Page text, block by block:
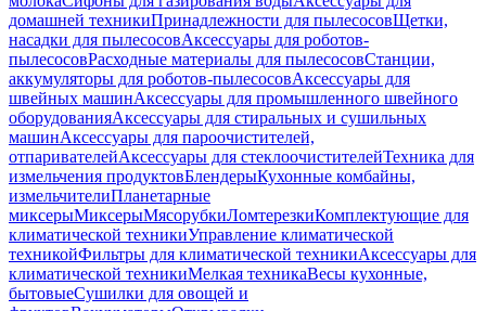
домашней техникиПринадлежности для пылесосовЩетки,
насадки для пылесосовАксессуары для роботов-
пылесосовРасходные материалы для пылесосовСтанции,
аккумуляторы для роботов-пылесосовАксессуары для
швейных машинАксессуары для промышленного швейного
оборудованияАксессуары для стиральных и сушильных
машинАксессуары для пароочистителей,
отпаривателейАксессуары для стеклоочистителейТехника для
измельчения продуктовБлендерыКухонные комбайны,
измельчителиПланетарные
миксерыМиксерыМясорубкиЛомтерезкиКомплектующие для
климатической техникиУправление климатической
техникойФильтры для климатической техникиАксессуары для
климатической техникиМелкая техникаВесы кухонные,
бытовыеСушилки для овощей и